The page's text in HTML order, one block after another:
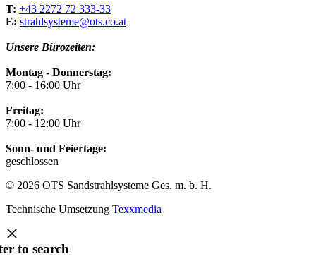
T: +43 2272 72 333-33
E: strahlsysteme@ots.co.at
Unsere Bürozeiten:
Montag - Donnerstag:
7:00 - 16:00 Uhr
Freitag:
7:00 - 12:00 Uhr
Sonn- und Feiertage:
geschlossen
© 2026 OTS Sandstrahlsysteme Ges. m. b. H.
Technische Umsetzung Texxmedia
to search